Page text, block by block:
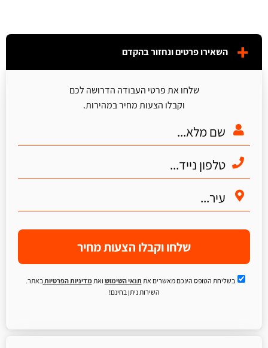
השאירו פרטים ונחזור בהקדם
שלחו את פרטי העבודה הדרושה לכם
וקבלו הצעות מחיר במהירות.
שלחו וקבלו הצעות מחיר
בשליחת הטופס הינכם מאשרים את תנאי השימוש ואתמדיניות הפרטיותבאתר.
השירות ניתן בחינם!